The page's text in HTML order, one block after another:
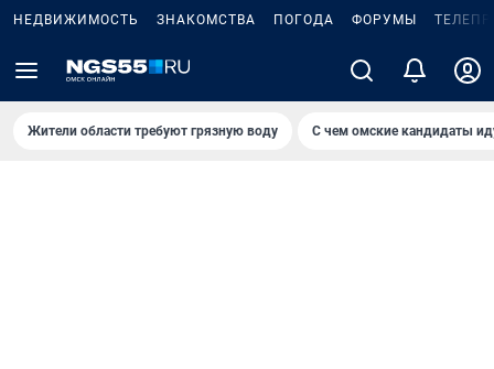
НЕДВИЖИМОСТЬ ЗНАКОМСТВА ПОГОДА ФОРУМЫ
Жители области требуют грязную воду С чем омские кандидаты